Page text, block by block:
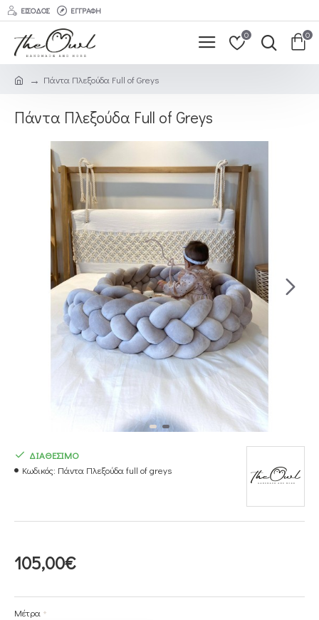
ΕΊΣΟΔΟΣ ΕΓΓΡΑΦΉ
0 0
Πάντα Πλεξούδα Full of Greys
Πάντα Πλεξούδα Full of Greys
105,00€
ΔΙΑΘΕΣΙΜΟ
Κωδικός: Πάντα Πλεξούδα full of greys
Μέτρα